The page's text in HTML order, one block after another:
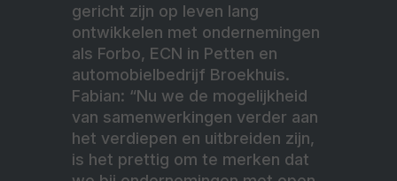
gericht zijn op leven lang
ontwikkelen met ondernemingen
als Forbo, ECN in Petten en
automobielbedrijf Broekhuis.
Fabian: “Nu we de mogelijkheid
van samenwerkingen verder aan
het verdiepen en uitbreiden zijn,
is het prettig om te merken dat